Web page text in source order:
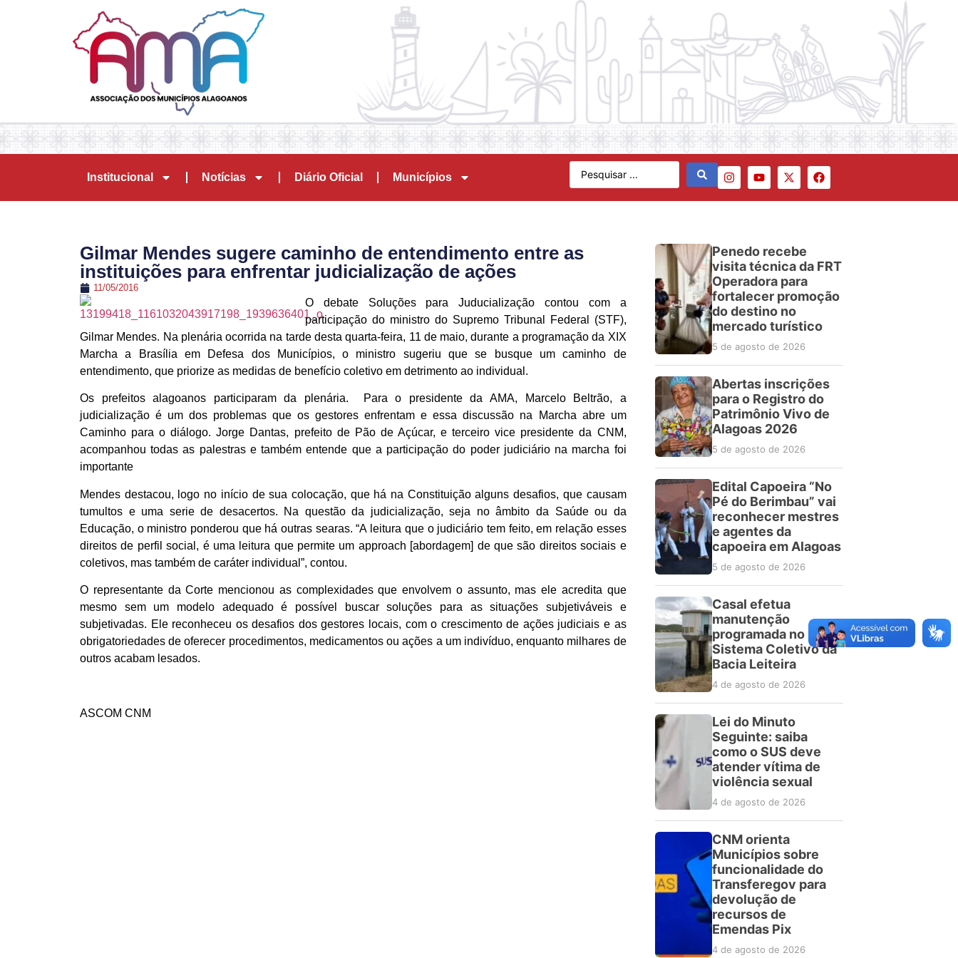
Institucional Notícias Diário Oficial Municípios
Gilmar Mendes sugere caminho de entendimento entre as
instituições para enfrentar judicialização de ações
11/05/2016
O debate Soluções para Juducialização contou com a
participação do ministro do Supremo Tribunal Federal (STF),
Gilmar Mendes. Na plenária ocorrida na tarde desta quarta-feira, 11 de maio, durante a programação da XIX
Marcha a Brasília em Defesa dos Municípios, o ministro sugeriu que se busque um caminho de
entendimento, que priorize as medidas de benefício coletivo em detrimento ao individual.
Os prefeitos alagoanos participaram da plenária. Para o presidente da AMA, Marcelo Beltrão, a
judicialização é um dos problemas que os gestores enfrentam e essa discussão na Marcha abre um
Caminho para o diálogo. Jorge Dantas, prefeito de Pão de Açúcar, e terceiro vice presidente da CNM,
acompanhou todas as palestras e também entende que a participação do poder judiciário na marcha foi
importante
Mendes destacou, logo no início de sua colocação, que há na Constituição alguns desafios, que causam
tumultos e uma serie de desacertos. Na questão da judicialização, seja no âmbito da Saúde ou da
Educação, o ministro ponderou que há outras searas. “A leitura que o judiciário tem feito, em relação esses
direitos de perfil social, é uma leitura que permite um approach [abordagem] de que são direitos sociais e
coletivos, mas também de caráter individual”, contou.
O representante da Corte mencionou as complexidades que envolvem o assunto, mas ele acredita que
mesmo sem um modelo adequado é possível buscar soluções para as situações subjetiváveis e
subjetivadas. Ele reconheceu os desafios dos gestores locais, com o crescimento de ações judiciais e as
obrigatoriedades de oferecer procedimentos, medicamentos ou ações a um indivíduo, enquanto milhares de
outros acabam lesados.
ASCOM CNM
Penedo recebe
visita técnica da FRT
Operadora para
fortalecer promoção
do destino no
mercado turístico
5 de agosto de 2026
Abertas inscrições
para o Registro do
Patrimônio Vivo de
Alagoas 2026
5 de agosto de 2026
Edital Capoeira “No
Pé do Berimbau” vai
reconhecer mestres
e agentes da
capoeira em Alagoas
5 de agosto de 2026
Casal efetua
manutenção
programada no
Sistema Coletivo da
Bacia Leiteira
4 de agosto de 2026
Lei do Minuto
Seguinte: saiba
como o SUS deve
atender vítima de
violência sexual
4 de agosto de 2026
CNM orienta
Municípios sobre
funcionalidade do
Transferegov para
devolução de
recursos de
Emendas Pix
4 de agosto de 2026